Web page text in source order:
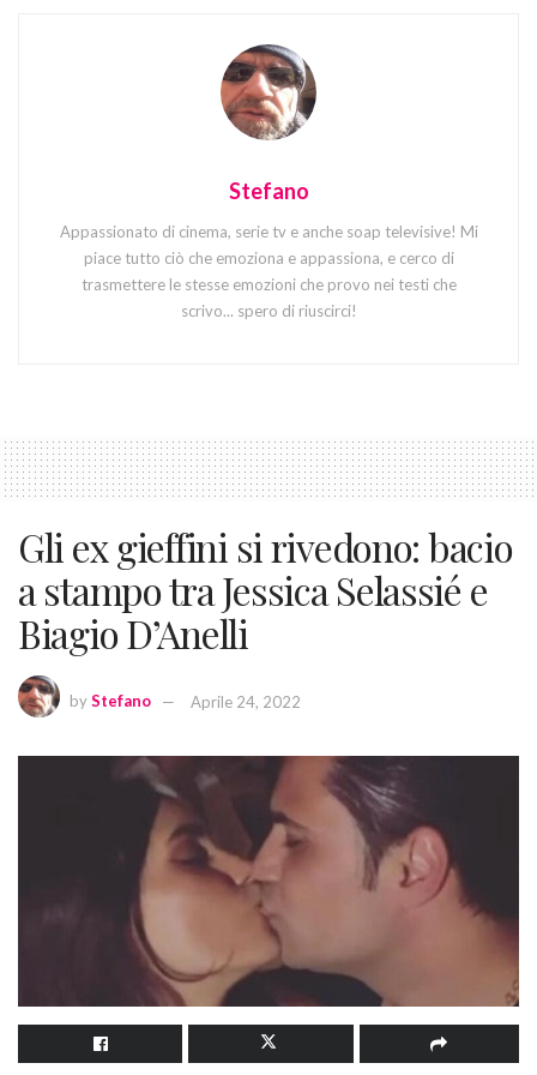
Stefano
Appassionato di cinema, serie tv e anche soap televisive! Mi
piace tutto ciò che emoziona e appassiona, e cerco di
trasmettere le stesse emozioni che provo nei testi che
scrivo... spero di riuscirci!
Gli ex gieffini si rivedono: bacio
a stampo tra Jessica Selassié e
Biagio D’Anelli
byStefano Aprile 24, 2022